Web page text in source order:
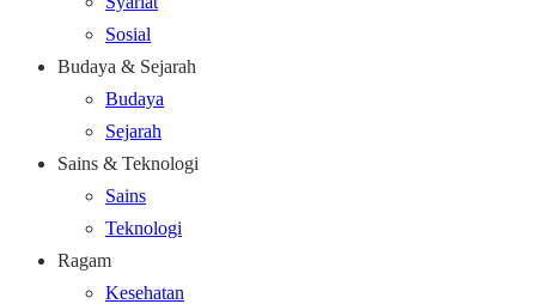
Sosial
Budaya & Sejarah
Budaya
Sejarah
Sains & Teknologi
Sains
Teknologi
Ragam
Kesehatan